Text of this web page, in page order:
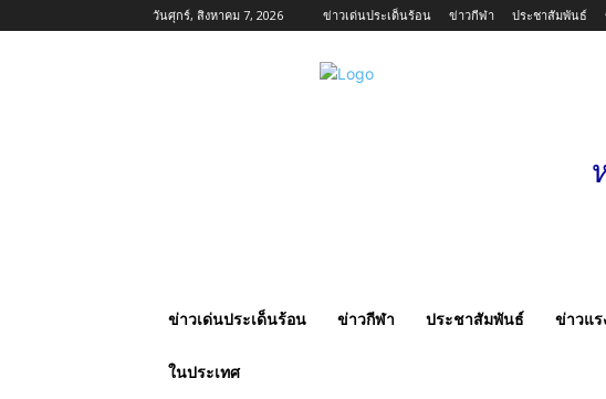
วันศุกร์, สิงหาคม 7, 2026 ข่าวเด่นประเด็นร้อน ข่าวกีฬา ประชาสัมพันธ์
ข่าวเด่นประเด็นร้อน ข่าวกีฬา ประชาสัมพันธ์ ข่าวแร
ในประเทศ